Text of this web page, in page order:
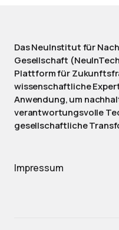
Das NeuInstitut für
Gesellschaft
Plattform für
wissenschaftliche
Anwendung, um
verantwortungsvolle
gesellschaftliche
Impressum